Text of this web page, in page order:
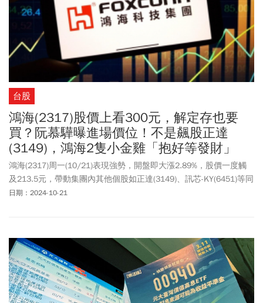
台股
鴻海(2317)股價上看300元，解定存也要
買？阮慕驊曝進場價位！不是飆股正達
(3149)，鴻海2隻小金雞「抱好等發財」
鴻海(2317)周一(10/21)表現強勢，開盤即大漲2.89%，股價一度觸
及213.5元，帶動集團內其他個股如正達(3149)、訊芯-KY(6451)等同
步走高，漲幅更超過9%。究竟漲破200元的鴻海可不可以買呢？財
日期：2024-10-21